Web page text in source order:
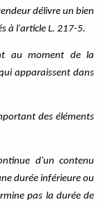
délivre un bien
à l'article L. 217-5.
au moment de la
apparaissent dans
des éléments
d'un contenu
durée inférieure ou
pas la durée de